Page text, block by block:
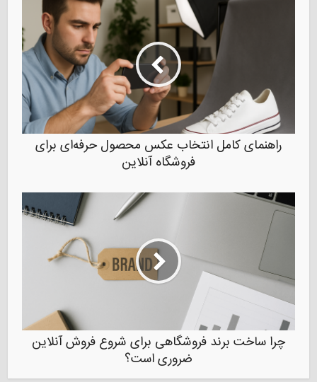
راهنمای کامل انتخاب عکس محصول حرفه‌ای برای
فروشگاه آنلاین
چرا ساخت برند فروشگاهی برای شروع فروش آنلاین
ضروری است؟